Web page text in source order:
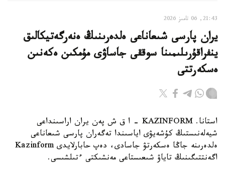
21:43, 06 تامىز 2026
يران پارسى شىعاناعى ەلدەرىنىڭ ەنەرگەتيكالىق
ينفراقۇرىلىمىنا سوققى جاساۋى مۇمكىن ەكەنىن
ەسكەرتتى
استانا. KAZINFORM - ا ق ش پەن يران اراسىنداعى
شيەلەنىستىڭ كۇشەيۋى اياسىندا تەگەران پارسى شىعاناعى
ەلدەرىنە جاڭا ەسكەرتۋ جاسادى، دەپ حابارلايدى Kazinform
اگەنتتىگىنىڭ تاياۋ شىعىستاعى مەنشىكتى ءتىلشىسى.